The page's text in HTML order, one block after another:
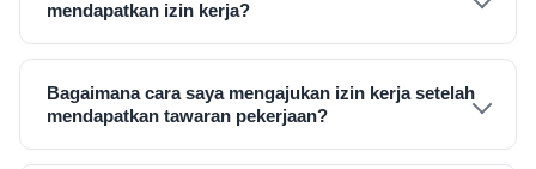
mendapatkan izin kerja?
Bagaimana cara saya mengajukan izin kerja setelah
mendapatkan tawaran pekerjaan?